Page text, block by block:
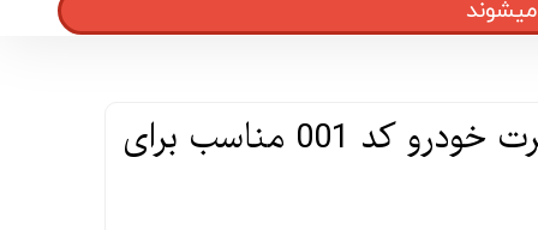
درپوش رینگ اسپرت خودرو کد 001 مناسب برای